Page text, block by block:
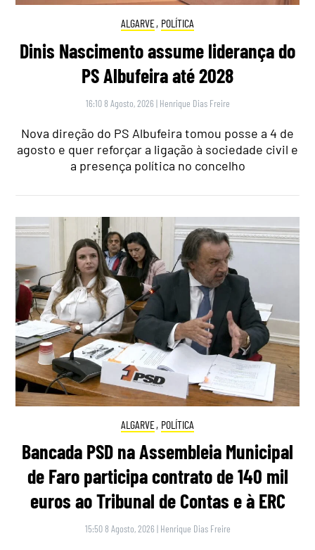
ALGARVE, POLÍTICA
Dinis Nascimento assume liderança do
PS Albufeira até 2028
16:10 8 Agosto, 2026 | Henrique Dias Freire
Nova direção do PS Albufeira tomou posse a 4 de
agosto e quer reforçar a ligação à sociedade civil e
a presença política no concelho
ALGARVE, POLÍTICA
Bancada PSD na Assembleia Municipal
de Faro participa contrato de 140 mil
euros ao Tribunal de Contas e à ERC
15:50 8 Agosto, 2026 | Henrique Dias Freire